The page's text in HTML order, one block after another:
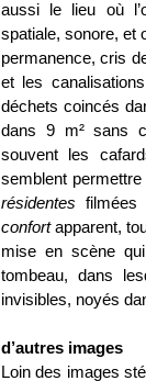
aussi le lieu où
spatiale, sonore, et
permanence, cris
et les
déchets coincés
dans 9 m² sans
souvent les
semblent
résidentes filmées
confortapparent,
mise en scène
tombeau, dans
invisibles, noyés
d’autres images
Loin des images